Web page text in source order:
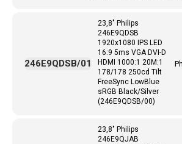
23,8" Philips
246E9QDSB
1920x1080 IPS LED
16:9 5ms VGA DVI-D
HDMI 1000:1 20M:1
178/178 250cd Tilt
FreeSync LowBlue
sRGB Black/Silver
(246E9QDSB/00)
246E9QDSB/01
23,8" Philips
246E9QJAB